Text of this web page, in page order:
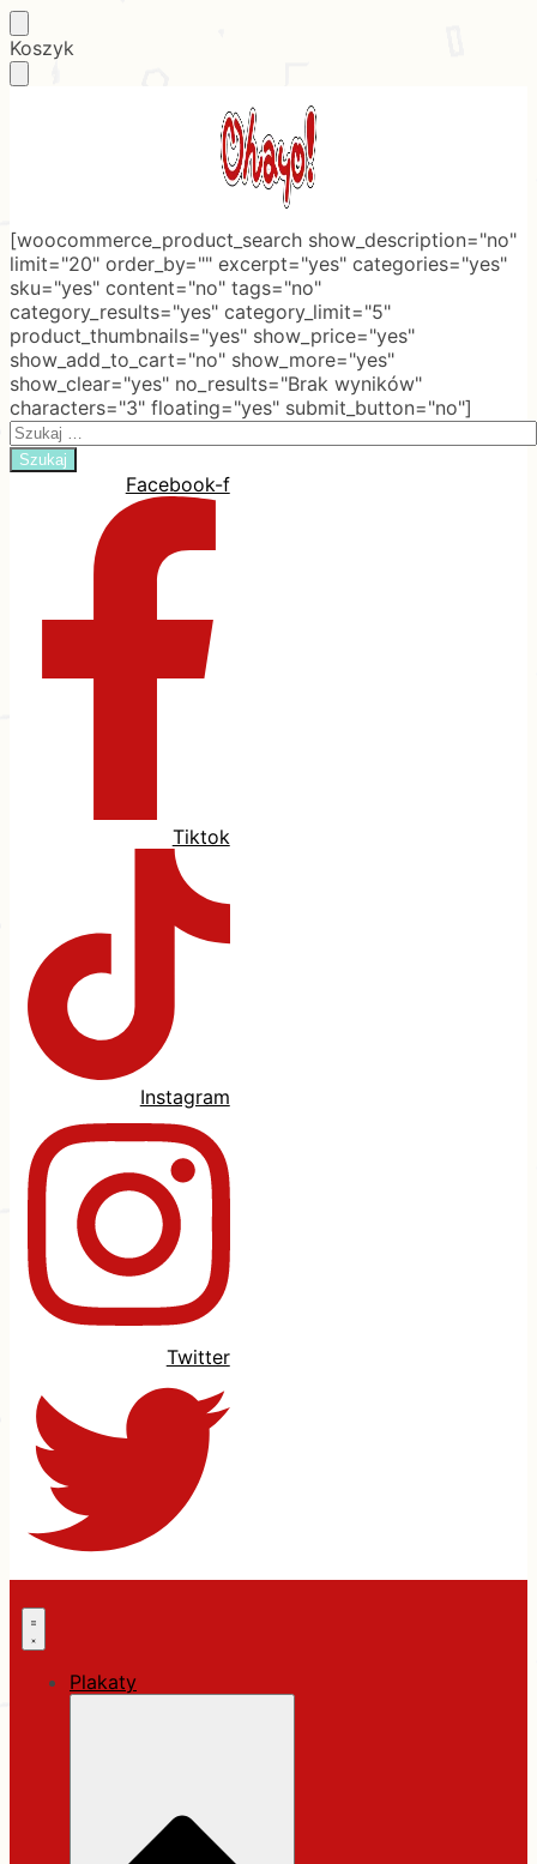
Skip
to
Skip
to
Koszyk
[woocommerce_product_search show_description="no"
limit="20" order_by="" excerpt="yes" categories="yes"
sku="yes" content="no" tags="no"
category_results="yes" category_limit="5"
product_thumbnails="yes" show_price="yes"
show_add_to_cart="no" show_more="yes"
show_clear="yes" no_results="Brak wyników"
characters="3" floating="yes" submit_button="no"]
Search
for:
Facebook-f
Tiktok
Instagram
Twitter
Plakaty